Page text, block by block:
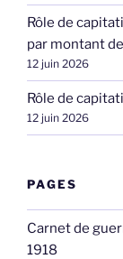
Rôle de
par montant
12 juin 2026
Rôle de
12 juin 2026
PAGES
Carnet de
1918